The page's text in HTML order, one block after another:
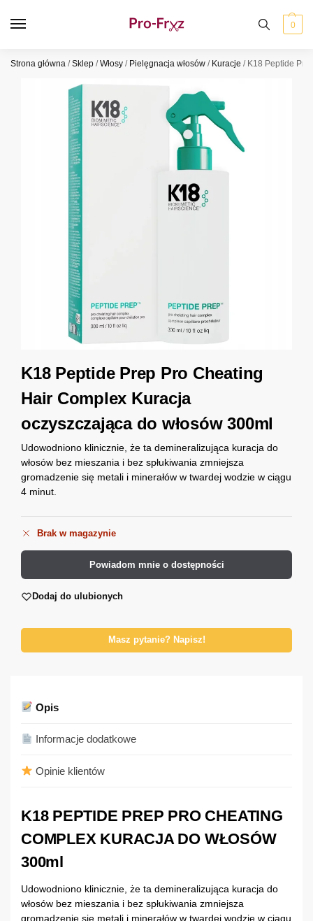
0
Strona główna /Sklep /Włosy / Pielęgnacja włosów / Kuracje / K18 Peptide
K18 Peptide Prep Pro Cheating
Hair Complex Kuracja
oczyszczająca do włosów 300ml
Udowodniono klinicznie, że ta demineralizująca kuracja do
włosów bez mieszania i bez spłukiwania zmniejsza
gromadzenie się metali i minerałów w twardej wodzie w ciągu
4 minut.
Brak w magazynie
Powiadom mnie o dostępności
Dodaj do ulubionych
Masz pytanie? Napisz!
Opis
Informacje dodatkowe
Opinie klientów
K18 PEPTIDE PREP PRO CHEATING
COMPLEX KURACJA DO WŁOSÓW
300ml
Udowodniono klinicznie, że ta demineralizująca kuracja do
włosów bez mieszania i bez spłukiwania zmniejsza
gromadzenie się metali i minerałów w twardej wodzie w ciągu